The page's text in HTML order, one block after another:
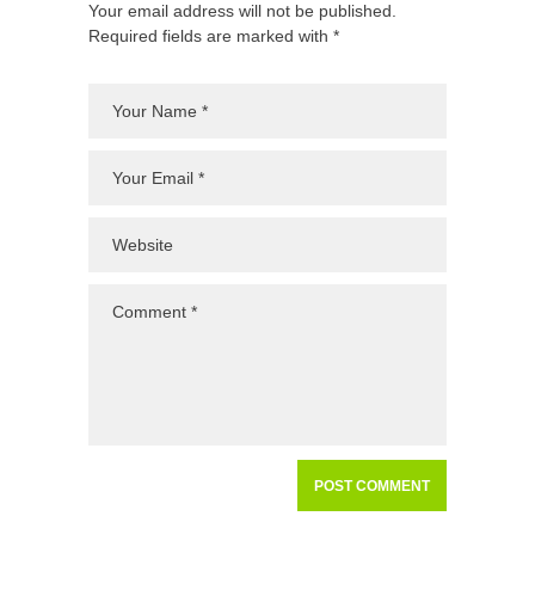
Your email address will not be published.
Required fields are marked with *